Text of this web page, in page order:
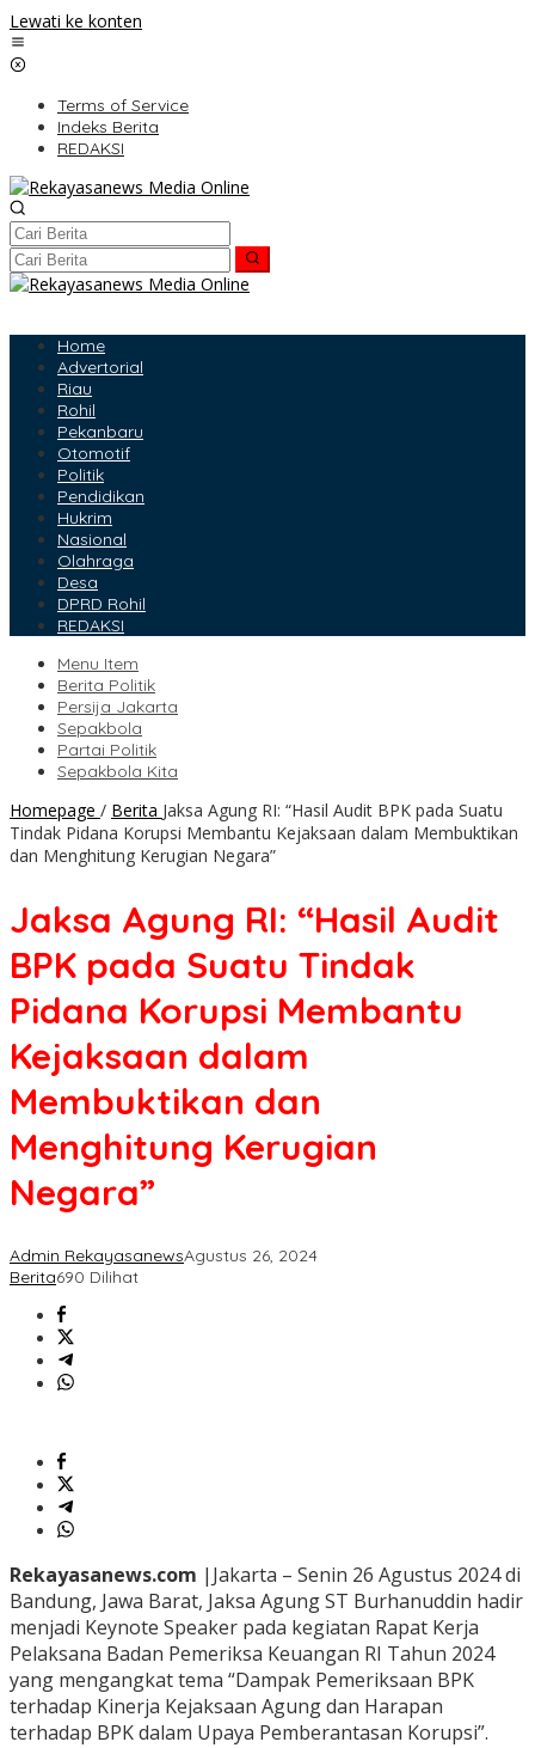
Lewati ke konten
Terms of Service
Indeks Berita
REDAKSI
Home
Advertorial
Riau
Rohil
Pekanbaru
Otomotif
Politik
Pendidikan
Hukrim
Nasional
Olahraga
Desa
DPRD Rohil
REDAKSI
Menu Item
Berita Politik
Persija Jakarta
Sepakbola
Partai Politik
Sepakbola Kita
Homepage / Berita Jaksa Agung RI: “Hasil Audit BPK pada Suatu
Tindak Pidana Korupsi Membantu Kejaksaan dalam Membuktikan
dan Menghitung Kerugian Negara”
Jaksa Agung RI: “Hasil Audit
BPK pada Suatu Tindak
Pidana Korupsi Membantu
Kejaksaan dalam
Membuktikan dan
Menghitung Kerugian
Negara”
Admin RekayasanewsAgustus 26, 2024
Berita690 Dilihat
Rekayasanews.com |Jakarta – Senin 26 Agustus 2024 di
Bandung, Jawa Barat, Jaksa Agung ST Burhanuddin hadir
menjadi Keynote Speaker pada kegiatan Rapat Kerja
Pelaksana Badan Pemeriksa Keuangan RI Tahun 2024
yang mengangkat tema “Dampak Pemeriksaan BPK
terhadap Kinerja Kejaksaan Agung dan Harapan
terhadap BPK dalam Upaya Pemberantasan Korupsi”.